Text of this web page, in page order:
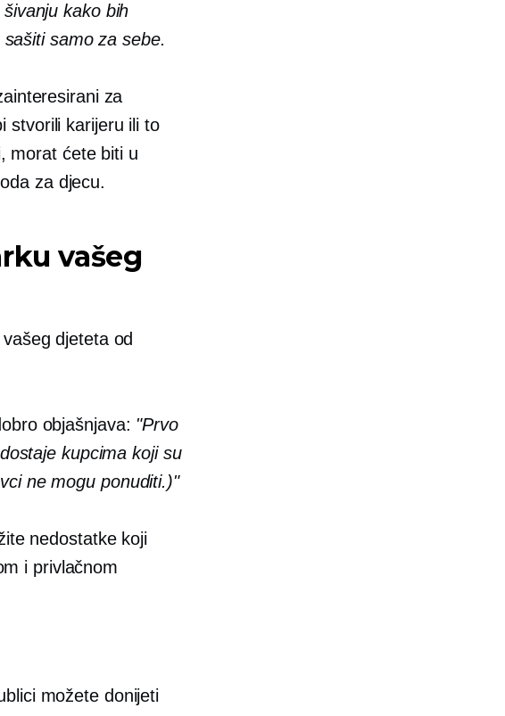
kako bih
samo za sebe.
za
stvorili karijeru ili to
morat ćete biti u
za djecu.
vašeg
djeteta od
objašnjava: "Prvo
kupcima koji su
ne mogu ponuditi.)"
nedostatke koji
i privlačnom
možete donijeti